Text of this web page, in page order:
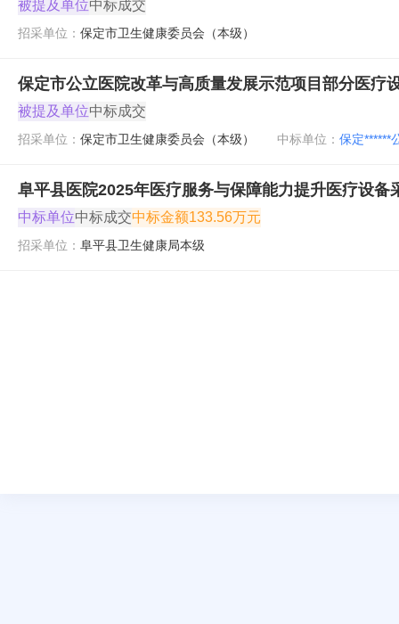
被提及单位中标成交
招采单位： 保定市卫生健康委员会（本级）
保定市公立医院改革与高质量发展示范项目部分医疗
被提及单位中标成交
招采单位： 保定市卫生健康委员会（本级） 中标单位： 保定******
阜平县医院2025年医疗服务与保障能力提升医疗设备
中标单位中标成交中标金额133.56万元
招采单位： 阜平县卫生健康局本级